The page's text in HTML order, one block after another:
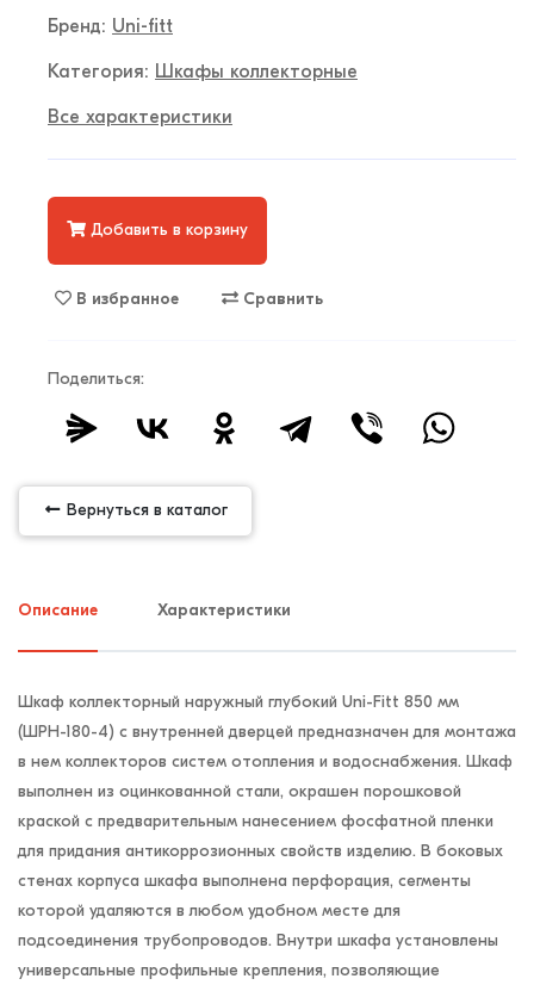
Бренд: Uni-fitt
Категория: Шкафы коллекторные
Все характеристики
Добавить в корзину
В избранное Сравнить
Поделиться:
Вернуться в каталог
Описание Характеристики
Шкаф коллекторный наружный глубокий Uni-Fitt 850 мм
(ШРН-180-4) с внутренней дверцей предназначен для монтажа
в нем коллекторов систем отопления и водоснабжения. Шкаф
выполнен из оцинкованной стали, окрашен порошковой
краской с предварительным нанесением фосфатной пленки
для придания антикоррозионных свойств изделию. В боковых
стенах корпуса шкафа выполнена перфорация, сегменты
которой удаляются в любом удобном месте для
подсоединения трубопроводов. Внутри шкафа установлены
универсальные профильные крепления, позволяющие